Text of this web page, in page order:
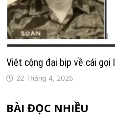
Việt cộng đại bịp về cái gọi
22 Tháng 4, 2025
BÀI ĐỌC NHIỀU